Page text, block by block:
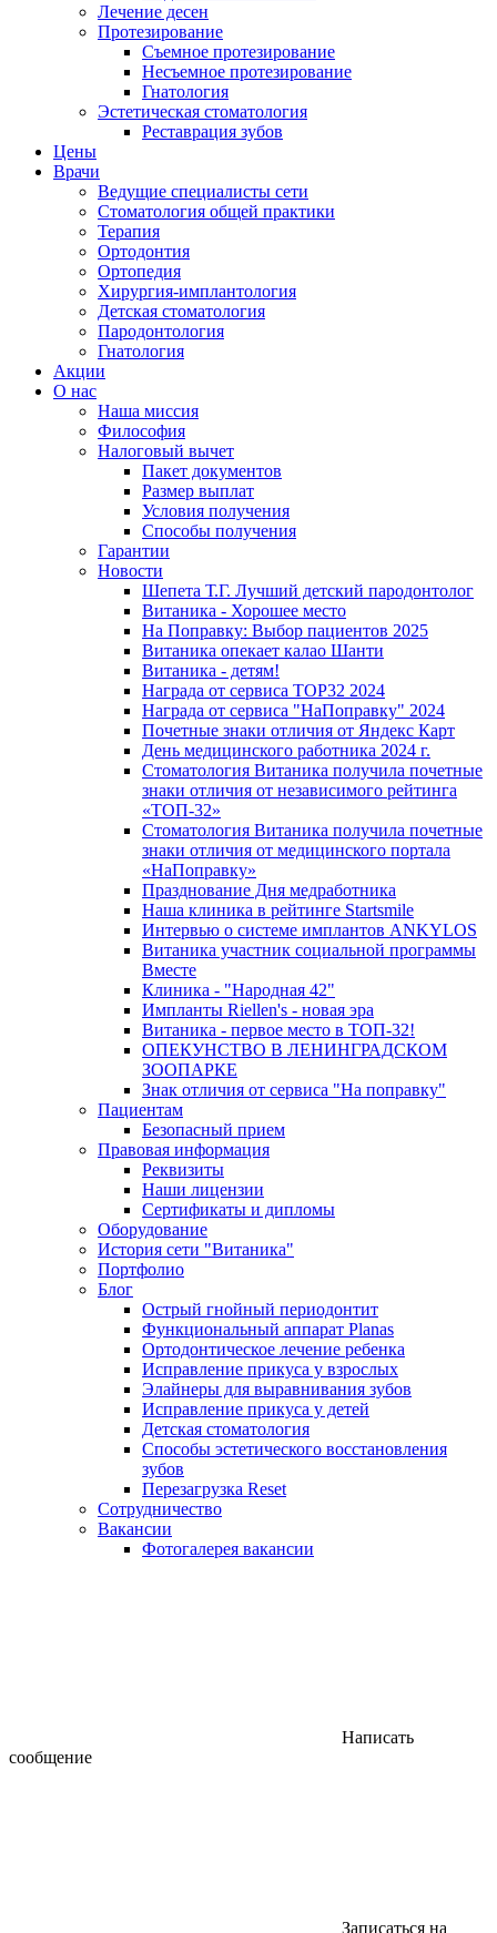
Лечение десен
Протезирование
Съемное протезирование
Несъемное протезирование
Гнатология
Эстетическая стоматология
Реставрация зубов
Цены
Врачи
Ведущие специалисты сети
Стоматология общей практики
Терапия
Ортодонтия
Ортопедия
Хирургия-имплантология
Детская стоматология
Пародонтология
Гнатология
Акции
О нас
Наша миссия
Философия
Налоговый вычет
Пакет документов
Размер выплат
Условия получения
Способы получения
Гарантии
Новости
Шепета Т.Г. Лучший детский пародонтолог
Витаника - Хорошее место
На Поправку: Выбор пациентов 2025
Витаника опекает калао Шанти
Витаника - детям!
Награда от сервиса TOP32 2024
Награда от сервиса "НаПоправку" 2024
Почетные знаки отличия от Яндекс Карт
День медицинского работника 2024 г.
Стоматология Витаника получила почетные
знаки отличия от независимого рейтинга
«ТОП-32»
Стоматология Витаника получила почетные
знаки отличия от медицинского портала
«НаПоправку»
Празднование Дня медработника
Наша клиника в рейтинге Startsmile
Интервью о системе имплантов ANKYLOS
Витаника участник социальной программы
Вместе
Клиника - "Народная 42"
Импланты Riellen's - новая эра
Витаника - первое место в ТОП-32!
ОПЕКУНСТВО В ЛЕНИНГРАДСКОМ
ЗООПАРКЕ
Знак отличия от сервиса "На поправку"
Пациентам
Безопасный прием
Правовая информация
Реквизиты
Наши лицензии
Сертификаты и дипломы
Оборудование
История сети "Витаника"
Портфолио
Блог
Острый гнойный периодонтит
Функциональный аппарат Planas
Ортодонтическое лечение ребенка
Исправление прикуса у взрослых
Элайнеры для выравнивания зубов
Исправление прикуса у детей
Детская стоматология
Способы эстетического восстановления
зубов
Перезагрузка Reset
Сотрудничество
Вакансии
Фотогалерея вакансии
Написать
сообщение
Записаться на